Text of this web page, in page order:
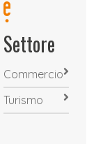
Settore
Commercio
Turismo